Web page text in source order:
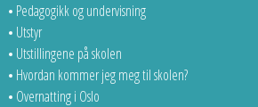
Pedagogikk og undervisning
Utstyr
Utstillingene på skolen
Hvordan kommer jeg meg til skolen?
Overnatting i Oslo